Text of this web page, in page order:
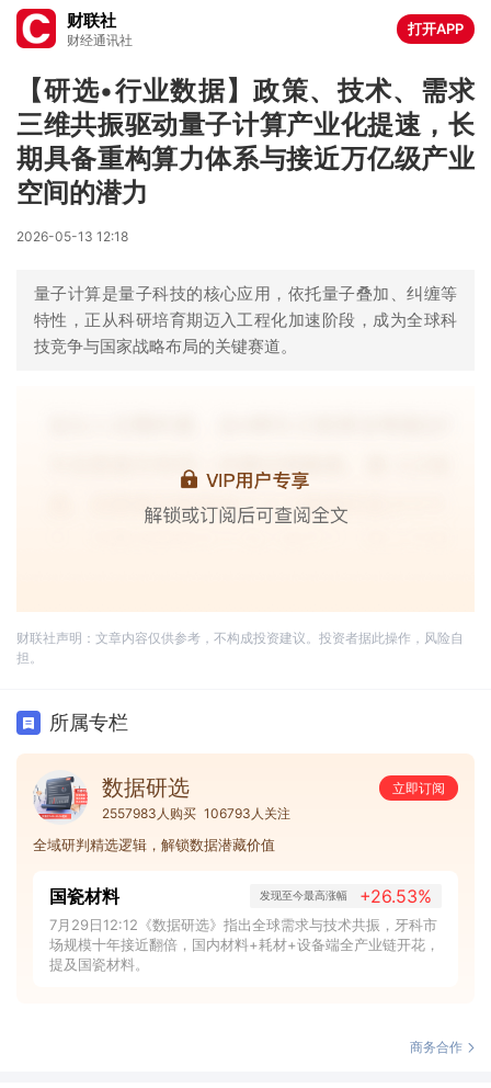
财联社
财经通讯社
打开APP
【研选•行业数据】政策、技术、需求
三维共振驱动量子计算产业化提速，长
期具备重构算力体系与接近万亿级产业
空间的潜力
2026-05-13 12:18
量子计算是量子科技的核心应用，依托量子叠加、纠缠等
特性，正从科研培育期迈入工程化加速阶段，成为全球科
技竞争与国家战略布局的关键赛道。
财联社声明：文章内容仅供参考，不构成投资建议。投资者据此操作，风险自
担。
所属专栏
数据研选
立即订阅
2557983人购买 106793人关注
全域研判精选逻辑，解锁数据潜藏价值
国瓷材料 发现至今最高涨幅 +26.53%
7月29日12:12《数据研选》指出全球需求与技术共振，牙科市
场规模十年接近翻倍，国内材料+耗材+设备端全产业链开花，
提及国瓷材料。
商务合作